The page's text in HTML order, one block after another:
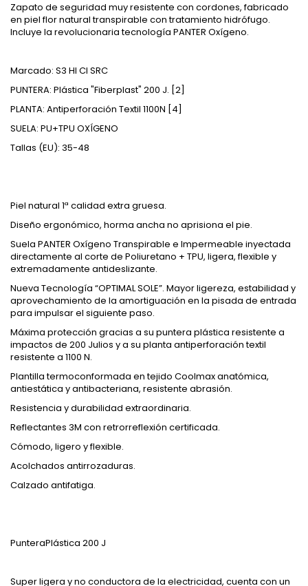
Zapato de seguridad muy resistente con cordones, fabricado
en piel flor natural transpirable con tratamiento hidrófugo.
Incluye la revolucionaria tecnología PANTER Oxígeno.
Marcado: S3 HI CI SRC
PUNTERA: Plástica "Fiberplast" 200 J. [2]
PLANTA: Antiperforación Textil 1100N [4]
SUELA: PU+TPU OXÍGENO
Tallas (EU): 35-48
Piel natural 1ª calidad extra gruesa.
Diseño ergonómico, horma ancha no aprisiona el pie.
Suela PANTER Oxígeno Transpirable e Impermeable inyectada
directamente al corte de Poliuretano + TPU, ligera, flexible y
extremadamente antideslizante.
Nueva Tecnología “OPTIMAL SOLE”. Mayor ligereza, estabilidad y
aprovechamiento de la amortiguación en la pisada de entrada
para impulsar el siguiente paso.
Máxima protección gracias a su puntera plástica resistente a
impactos de 200 Julios y a su planta antiperforación textil
resistente a 1100 N.
Plantilla termoconformada en tejido Coolmax anatómica,
antiestática y antibacteriana, resistente abrasión.
Resistencia y durabilidad extraordinaria.
Reflectantes 3M con retrorreflexión certificada.
Cómodo, ligero y flexible.
Acolchados antirrozaduras.
Calzado antifatiga.
PunteraPlástica 200 J
Super ligera y no conductora de la electricidad, cuenta con un